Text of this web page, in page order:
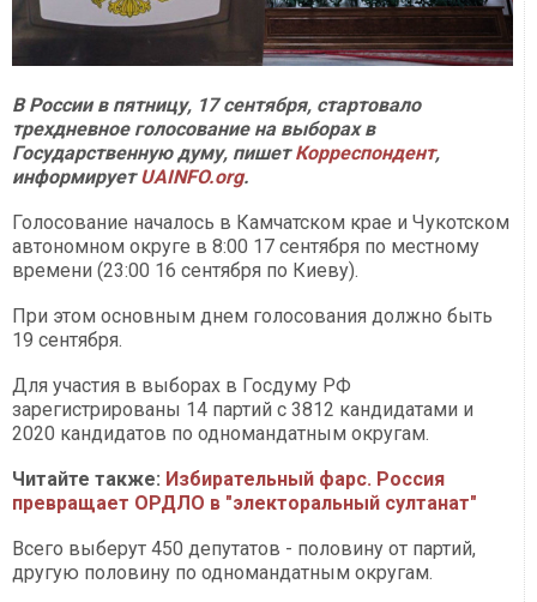
В России в пятницу, 17 сентября, стартовало
трехдневное голосование на выборах в
Государственную думу, пишетКорреспондент,
информируетUAINFO.org.
Голосование началось в Камчатском крае и Чукотском
автономном округе в 8:00 17 сентября по местному
времени (23:00 16 сентября по Киеву).
При этом основным днем голосования должно быть
19 сентября.
Для участия в выборах в Госдуму РФ
зарегистрированы 14 партий с 3812 кандидатами и
2020 кандидатов по одномандатным округам.
Читайте также: Избирательный фарс. Россия
превращает ОРДЛО в "электоральный султанат"
Всего выберут 450 депутатов - половину от партий,
другую половину по одномандатным округам.